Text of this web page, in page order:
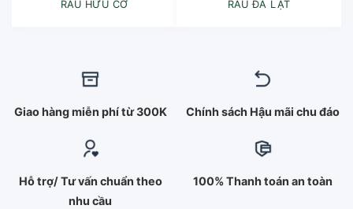
RAU HỮU CƠ RAU ĐÀ LẠT
Giao hàng miễn phí từ 300K Chính sách Hậu mãi chu đáo
Hỗ trợ/ Tư vấn chuẩn theo
nhu cầu
100% Thanh toán an toàn